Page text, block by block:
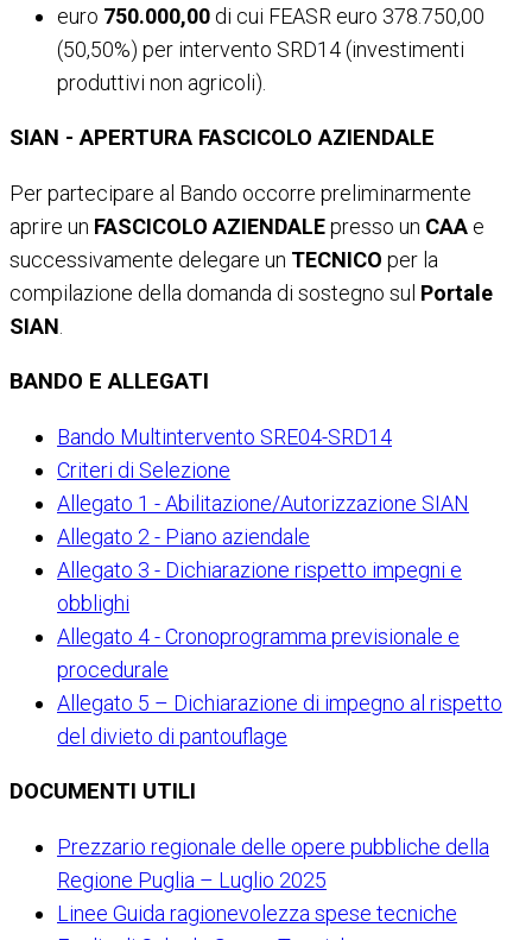
euro 750.000,00 di cui FEASR euro 378.750,00
(50,50%) per intervento SRD14 (investimenti
produttivi non agricoli).
SIAN - APERTURA FASCICOLO AZIENDALE
Per partecipare al Bando occorre preliminarmente
aprire un FASCICOLO AZIENDALEpresso un CAA e
successivamente delegare un TECNICO per la
compilazione della domanda di sostegno sul Portale
SIAN
BANDO E ALLEGATI
Bando Multintervento SRE04-SRD14
Criteri di Selezione
Allegato 1 - Abilitazione/Autorizzazione SIAN
Allegato 2 - Piano aziendale
Allegato 3 - Dichiarazione rispetto impegni e
obblighi
Allegato 4 - Cronoprogramma previsionale e
procedurale
Allegato 5 – Dichiarazione di impegno al rispetto
del divieto di pantouflage
DOCUMENTI UTILI
Prezzario regionale delle opere pubbliche della
Regione Puglia – Luglio 2025
Linee Guida ragionevolezza spese tecniche